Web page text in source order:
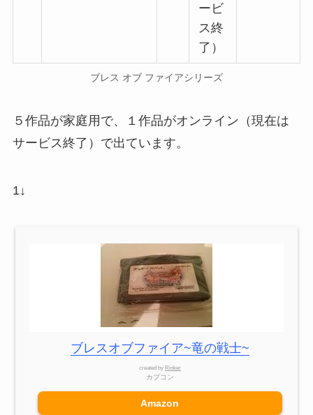
ービ
ス終
了）
ブレス オブ ファイアシリーズ
５作品が家庭用で、１作品がオンライン（現在は
サービス終了）で出ています。
1↓
ブレスオブファイア~竜の戦士~
created by Rinker
カプコン
Amazon